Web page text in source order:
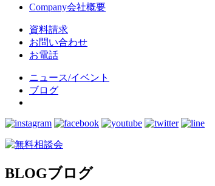
Company会社概要
資料請求
お問い合わせ
お電話
ニュース/イベント
ブログ
BLOGブログ